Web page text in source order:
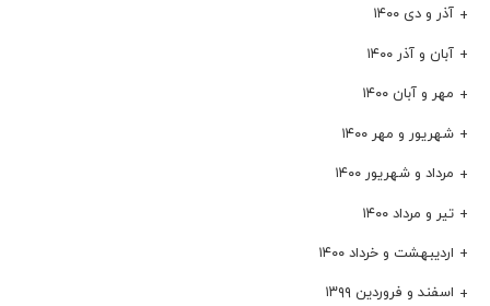
آذر و دی ۱۴۰۰
آبان و آذر ۱۴۰۰
مهر و آبان ۱۴۰۰
شهریور و مهر ۱۴۰۰
مرداد و شهریور ۱۴۰۰
تیر و مرداد ۱۴۰۰
اردیبهشت و خرداد ۱۴۰۰
اسفند و فروردین ۱۳۹۹